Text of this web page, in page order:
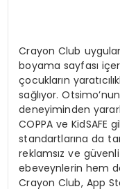
Crayon Club
boyama sayfası
çocukların
sağlıyor.
deneyiminden
COPPA ve KidSAFE
standartlarına da
reklamsız ve
ebeveynlerin hem
Crayon Club, App